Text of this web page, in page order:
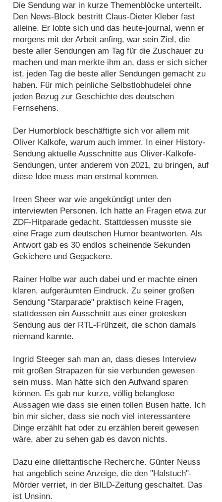
Die Sendung war in kurze Themenblöcke unterteilt.
Den News-Block bestritt Claus-Dieter Kleber fast
alleine. Er lobte sich und das heute-journal, wenn er
morgens mit der Arbeit anfing, war sein Ziel, die
beste aller Sendungen am Tag für die Zuschauer zu
machen und man merkte ihm an, dass er sich sicher
ist, jeden Tag die beste aller Sendungen gemacht zu
haben. Für mich peinliche Selbstlobhudelei ohne
jeden Bezug zur Geschichte des deutschen
Fernsehens.
Der Humorblock beschäftigte sich vor allem mit
Oliver Kalkofe, warum auch immer. In einer History-
Sendung aktuelle Ausschnitte aus Oliver-Kalkofe-
Sendungen, unter anderem von 2021, zu bringen, auf
diese Idee muss man erstmal kommen.
Ireen Sheer war wie angekündigt unter den
interviewten Personen. Ich hatte an Fragen etwa zur
ZDF-Hitparade gedacht. Stattdessen musste sie
eine Frage zum deutschen Humor beantworten. Als
Antwort gab es 30 endlos scheinende Sekunden
Gekichere und Gegackere.
Rainer Holbe war auch dabei und er machte einen
klaren, aufgeräumten Eindruck. Zu seiner großen
Sendung "Starparade" praktisch keine Fragen,
stattdessen ein Ausschnitt aus einer grotesken
Sendung aus der RTL-Frühzeit, die schon damals
niemand kannte.
Ingrid Steeger sah man an, dass dieses Interview
mit großen Strapazen für sie verbunden gewesen
sein muss. Man hätte sich den Aufwand sparen
können. Es gab nur kurze, völlig belanglose
Aussagen wie dass sie einen tollen Busen hatte. Ich
bin mir sicher, dass sie noch viel interessantere
Dinge erzählt hat oder zu erzählen bereit gewesen
wäre, aber zu sehen gab es davon nichts.
Dazu eine dilettantische Recherche. Günter Neuss
hat angeblich seine Anzeige, die den "Halstuch"-
Mörder verriet, in der BILD-Zeitung geschaltet. Das
ist Unsinn.